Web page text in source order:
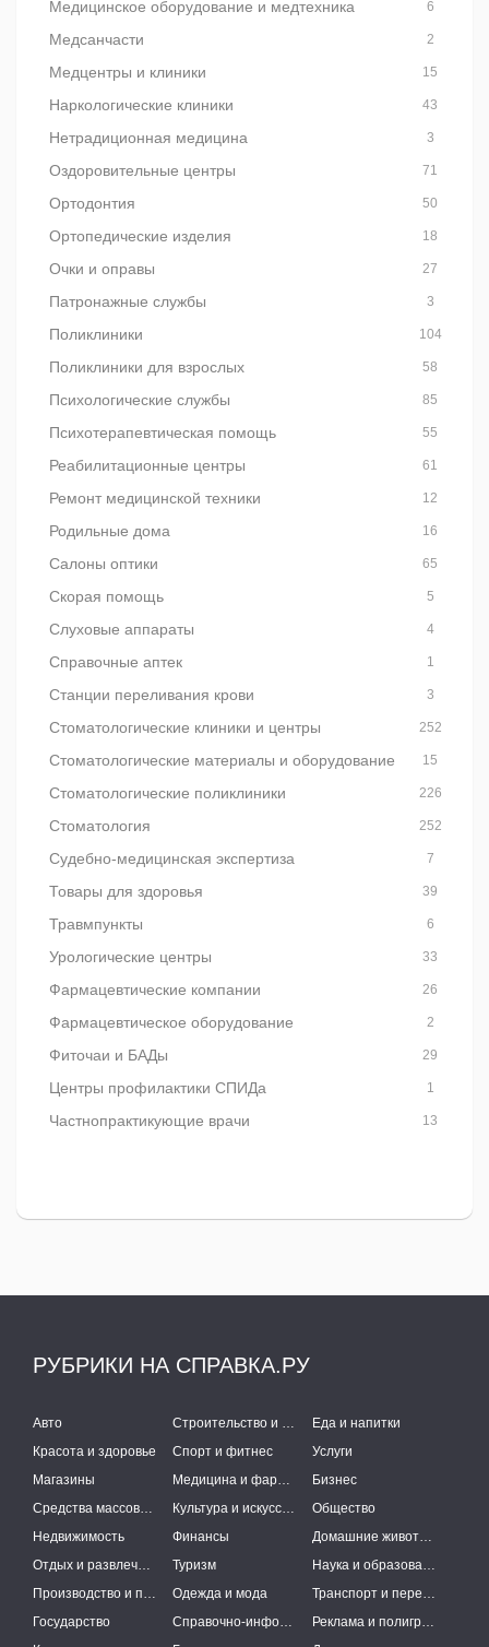
Медицинское оборудование и медтехника 6
Медсанчасти 2
Медцентры и клиники 15
Наркологические клиники 43
Нетрадиционная медицина 3
Оздоровительные центры 71
Ортодонтия 50
Ортопедические изделия 18
Очки и оправы 27
Патронажные службы 3
Поликлиники 104
Поликлиники для взрослых 58
Психологические службы 85
Психотерапевтическая помощь 55
Реабилитационные центры 61
Ремонт медицинской техники 12
Родильные дома 16
Салоны оптики 65
Скорая помощь 5
Слуховые аппараты 4
Справочные аптек 1
Станции переливания крови 3
Стоматологические клиники и центры 252
Стоматологические материалы и оборудование 15
Стоматологические поликлиники 226
Стоматология 252
Судебно-медицинская экспертиза 7
Товары для здоровья 39
Травмпункты 6
Урологические центры 33
Фармацевтические компании 26
Фармацевтическое оборудование 2
Фиточаи и БАДы 29
Центры профилактики СПИДа 1
Частнопрактикующие врачи 13
РУБРИКИ НА СПРАВКА.РУ
Авто Строительство и ремонт
Еда и напитки
Красота и здоровье
Спорт и фитнес
Услуги
Магазины
Медицина и фармацевтика
Бизнес
Средства массовой информации
Культура и искусство
Общество
Недвижимость
Финансы
Домашние животные
Отдых и развлечения
Туризм
Наука и образование
Производство и поставки
Одежда и мода
Транспорт и перевозки
Государство
Справочно-информационные системы
Реклама и полиграфия